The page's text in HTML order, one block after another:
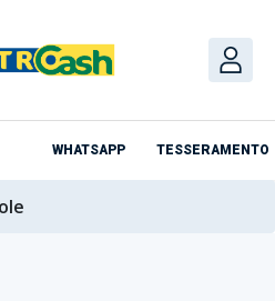
WHATSAPP TESSERAMENTO